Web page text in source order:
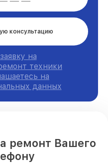
консультацию
на
техники
на
данных
ремонт Вашего